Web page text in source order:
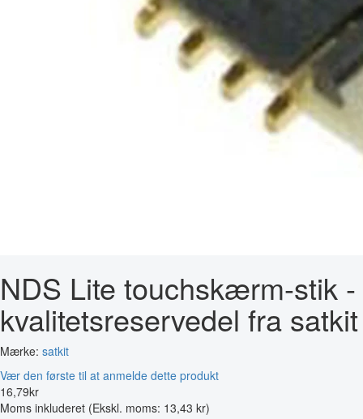
NDS Lite touchskærm-stik -
kvalitetsreservedel fra satkit
Mærke: satkit
Vær den første til at anmelde dette produkt
16,79kr
Moms inkluderet (Ekskl. moms: 13,43 kr)